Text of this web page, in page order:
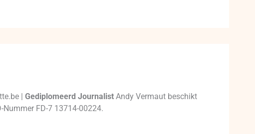
|Gediplomeerd Journalist Andy Vermaut beschikt
FD-7 13714-00224.